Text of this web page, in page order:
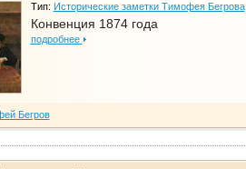
Тип: Исторические заметки Тимофея Бегрова
Конвенция 1874 года
подробнее
Бегров